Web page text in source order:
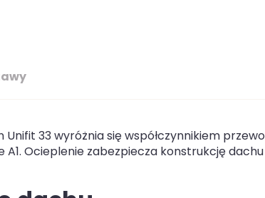
33 wyróżnia się współczynnikiem
A1. Ocieplenie zabezpiecza konstrukcję